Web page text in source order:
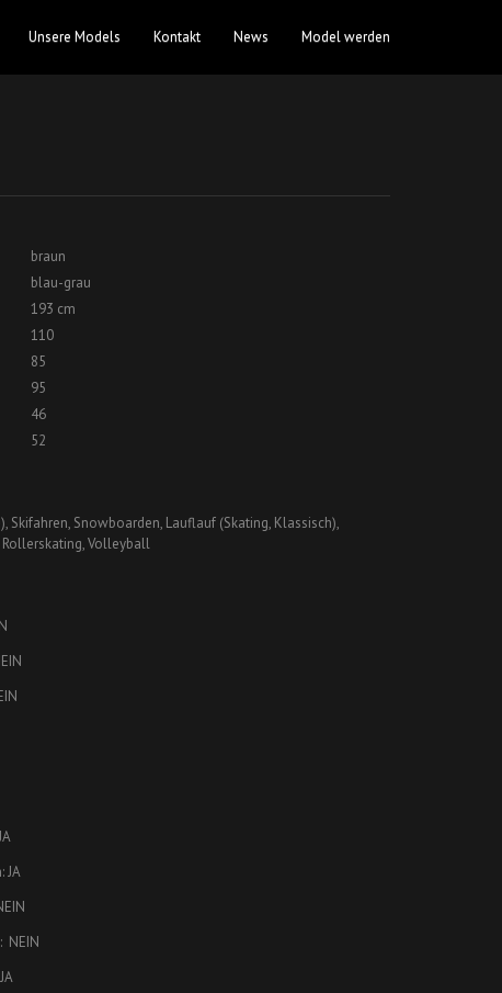
braun
blau-grau
193 cm
110
85
95
46
52
Skifahren, Snowboarden, Lauflauf (Skating, Klassisch),
Rollerskating, Volleyball
JA
NEIN
Unsere Models Kontakt News Model werden